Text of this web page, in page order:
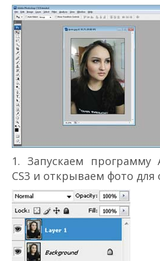
1. Запускаем программу
CS3 и открываем фото для